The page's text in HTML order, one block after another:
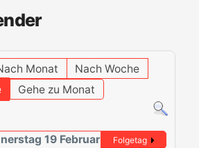
Monat
Nach Woche
Gehe zu Monat
19 Februar
Folgetag